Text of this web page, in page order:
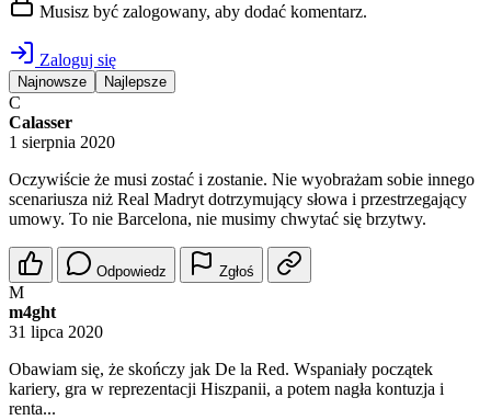
Musisz być zalogowany, aby dodać komentarz.
Zaloguj się
Najnowsze Najlepsze
C
Calasser
1 sierpnia 2020
Oczywiście że musi zostać i zostanie. Nie wyobrażam sobie innego
scenariusza niż Real Madryt dotrzymujący słowa i przestrzegający
umowy. To nie Barcelona, nie musimy chwytać się brzytwy.
Odpowiedz Zgłoś
M
m4ght
31 lipca 2020
Obawiam się, że skończy jak De la Red. Wspaniały początek
kariery, gra w reprezentacji Hiszpanii, a potem nagła kontuzja i
renta...